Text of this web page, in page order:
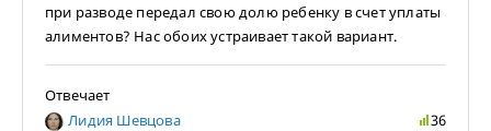
при разводе передал свою долю ребенку в счет уплаты
алиментов? Нас обоих устраивает такой вариант.
Отвечает
Лидия Шевцова
36